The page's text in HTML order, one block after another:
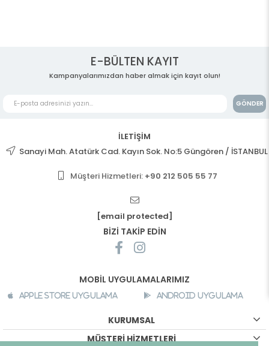
E-BÜLTEN KAYIT
Kampanyalarımızdan haber almak için kayıt olun!
GÖNDER
İLETİŞİM
Sanayi Mah. Atatürk Cad. Kayın Sok. No:5 Güngören / İSTANBUL
Müşteri Hizmetleri: +90 212 505 55 77
[email protected]
BİZİ TAKİP EDİN
MOBİL UYGULAMALARIMIZ
Apple Store Uygulama Android Uygulama
KURUMSAL
MÜŞTERİ HİZMETLERİ